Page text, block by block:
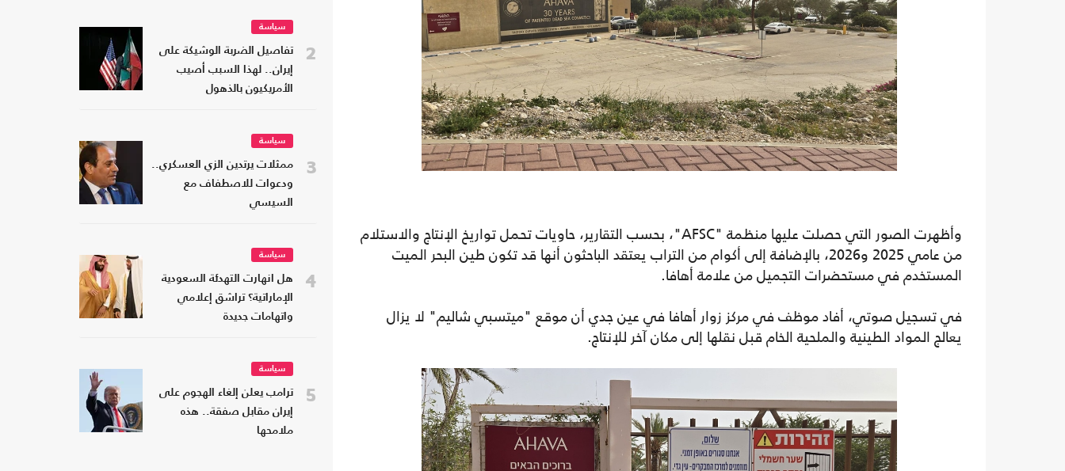
وأظهرت الصور التي حصلت عليها منظمة "AFSC"، بحسب التقارير، حاويات تحمل تواريخ الإنتاج والاستلام
من عامي 2025 و2026، بالإضافة إلى أكوام من التراب يعتقد الباحثون أنها قد تكون طين البحر الميت
المستخدم في مستحضرات التجميل من علامة أهافا.
في تسجيل صوتي، أفاد موظف في مركز زوار أهافا في عين جدي أن موقع "ميتسبي شاليم" لا يزال
يعالج المواد الطينية والملحية الخام قبل نقلها إلى مكان آخر للإنتاج.
2
سياسة
تفاصيل الضربة الوشيكة على
إيران.. لهذا السبب أصيب
الأمريكيون بالذهول
3
سياسة
ممثلات يرتدين الزي العسكري..
ودعوات للاصطفاف مع
السيسي
4
سياسة
هل انهارت التهدئة السعودية
الإماراتية؟ تراشق إعلامي
واتهامات جديدة
5
سياسة
ترامب يعلن إلغاء الهجوم على
إيران مقابل صفقة.. هذه
ملامحها